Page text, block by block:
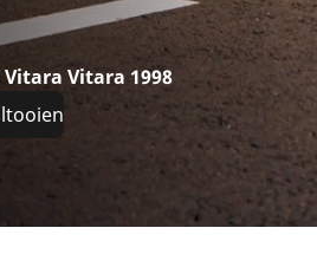
Vitara Vitara 1998